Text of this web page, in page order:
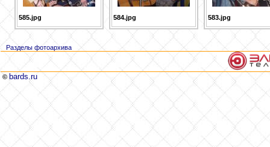
585.jpg 584.jpg 583.jpg
Разделы фотоархива
© bards.ru